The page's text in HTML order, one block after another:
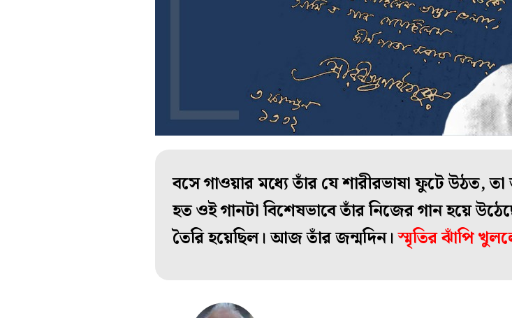
বসে গাওয়ার মধ্যে তাঁর যে শারীরভাষা ফুটে উঠত,
হত ওই গানটা বিশেষভাবে তাঁর নিজের গান হয়ে
তৈরি হয়েছিল। আজ তাঁর জন্মদিন।স্মৃতির ঝাঁপি